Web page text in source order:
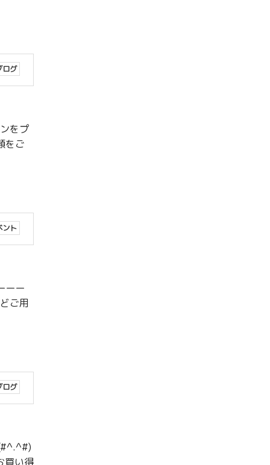
ログ
をプ
をご
ント
ーー
ご用
ログ
買い得